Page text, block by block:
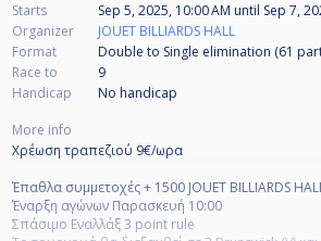
Starts Sep 5, 2025, 10:00 AM until Sep 7,
Organizer
JOUET BILLIARDS HALL
Format
Double to Single elimination (61
Race to
9
Handicap
No handicap
More info
Χρέωση τραπεζιού 9€/ωρα
Έπαθλα συμμετοχές + 1500 JOUET BILLIARDS
Έναρξη αγώνων Παρασκευή 10:00
Σπάσιμο Εναλλάξ 3 point rule